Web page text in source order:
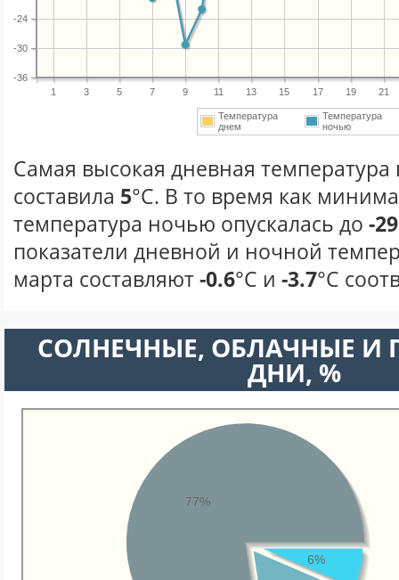
1 3 5 7 9 11 13 15 17 19 21
-36
-30
-24
Температура
днем
Температура
ночью
Самая высокая дневная температура
составила 5°С. В то время как
температура ночью опускалась до -29
показатели дневной и ночной
марта составляют-0.6°С и -3.7°С
CОЛНЕЧНЫЕ, ОБЛАЧНЫЕ И
ДНИ, %
6%
77%